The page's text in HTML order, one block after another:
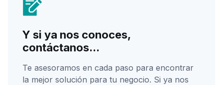
Y si ya nos conoces,
contáctanos...
Te asesoramos en cada paso para encontrar
la mejor solución para tu negocio. Si ya nos